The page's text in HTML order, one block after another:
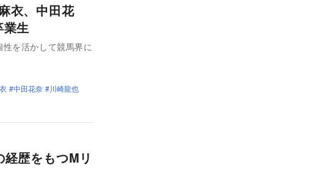
衣、中田花
生
を活かして競馬界に
中田花奈
川崎龍也
歴をもつMリ